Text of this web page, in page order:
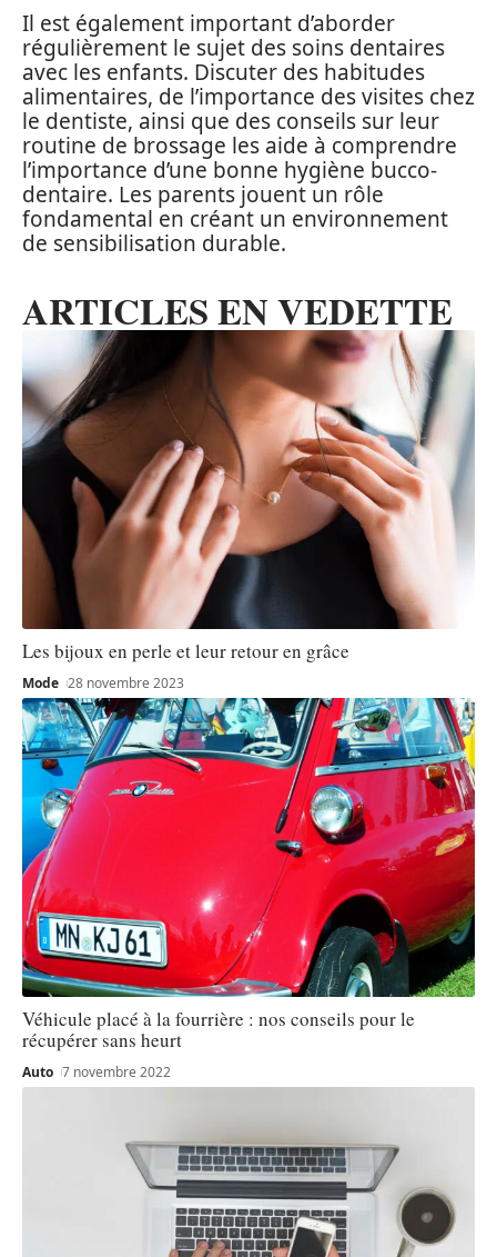
Il est également important d’aborder
régulièrement le sujet des soins dentaires
avec les enfants. Discuter des habitudes
alimentaires, de l’importance des visites chez
le dentiste, ainsi que des conseils sur leur
routine de brossage les aide à comprendre
l’importance d’une bonne hygiène bucco-
dentaire. Les parents jouent un rôle
fondamental en créant un environnement
de sensibilisation durable.
ARTICLES EN VEDETTE
Les bijoux en perle et leur retour en grâce
Mode 28 novembre 2023
Véhicule placé à la fourrière : nos conseils pour le
récupérer sans heurt
Auto 7 novembre 2022